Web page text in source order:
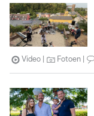
Video Fotoen